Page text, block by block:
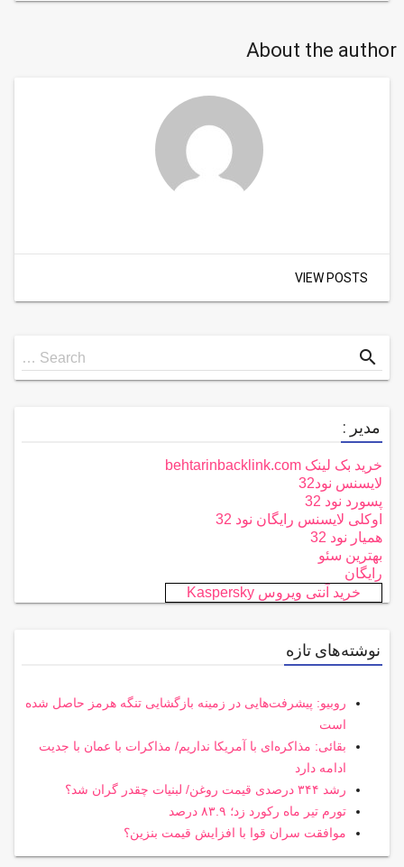
About the author
VIEW POSTS
Search
for
Search … search
مدیر :
خرید بک لینک behtarinbacklink.com
لایسنس نود32
پسورد نود 32
اوکلی لایسنس رایگان نود 32
همیار نود 32
بهترین سئو
رایگان
خرید آنتی ویروس Kaspersky
نوشته‌های تازه
روبیو: پیشرفت‌هایی در زمینه بازگشایی تنگه هرمز حاصل شده
است
بقائی: مذاکره‌ای با آمریکا نداریم/ مذاکرات با عمان با جدیت
ادامه دارد
رشد ۳۴۴ درصدی قیمت روغن/ لبنیات چقدر گران شد؟
تورم تیر ماه رکورد زد؛ ۸۳.۹ درصد
موافقت سران قوا با افزایش قیمت بنزین؟